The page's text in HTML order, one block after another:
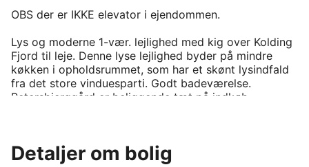
OBS der er IKKE elevator i ejendommen.
Lys og moderne 1-vær. lejlighed med kig over Kolding
Fjord til leje. Denne lyse lejlighed byder på mindre
køkken i opholdsrummet, som har et skønt lysindfald
fra det store vinduesparti. Godt badeværelse.
Petersbjerggård er beliggende tæt på indkøb,
Detaljer om bolig